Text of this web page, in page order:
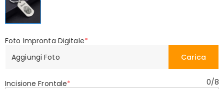
Foto Impronta Digitale*
Aggiungi Foto
Carica
Incisione Frontale* 0/8